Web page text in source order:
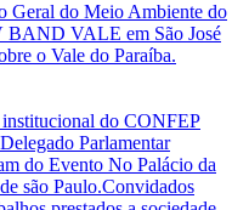
Geral do Meio Ambiente do
BAND VALE em São José
o Vale do Paraíba.
do CONFEP
Parlamentar
do Evento No Palácio da
são Paulo.Convidados